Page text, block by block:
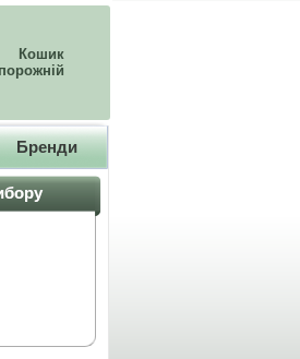
Кошик
порожній
Бренди